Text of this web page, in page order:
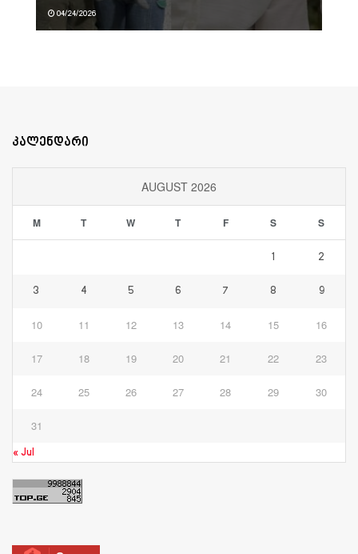
04/24/2026
კალენდარი
AUGUST 2026
M T W T F S S
1 2
3 4 5 6 7 8 9
10 11 12 13 14 15 16
17 18 19 20 21 22 23
24 25 26 27 28 29 30
31
« Jul